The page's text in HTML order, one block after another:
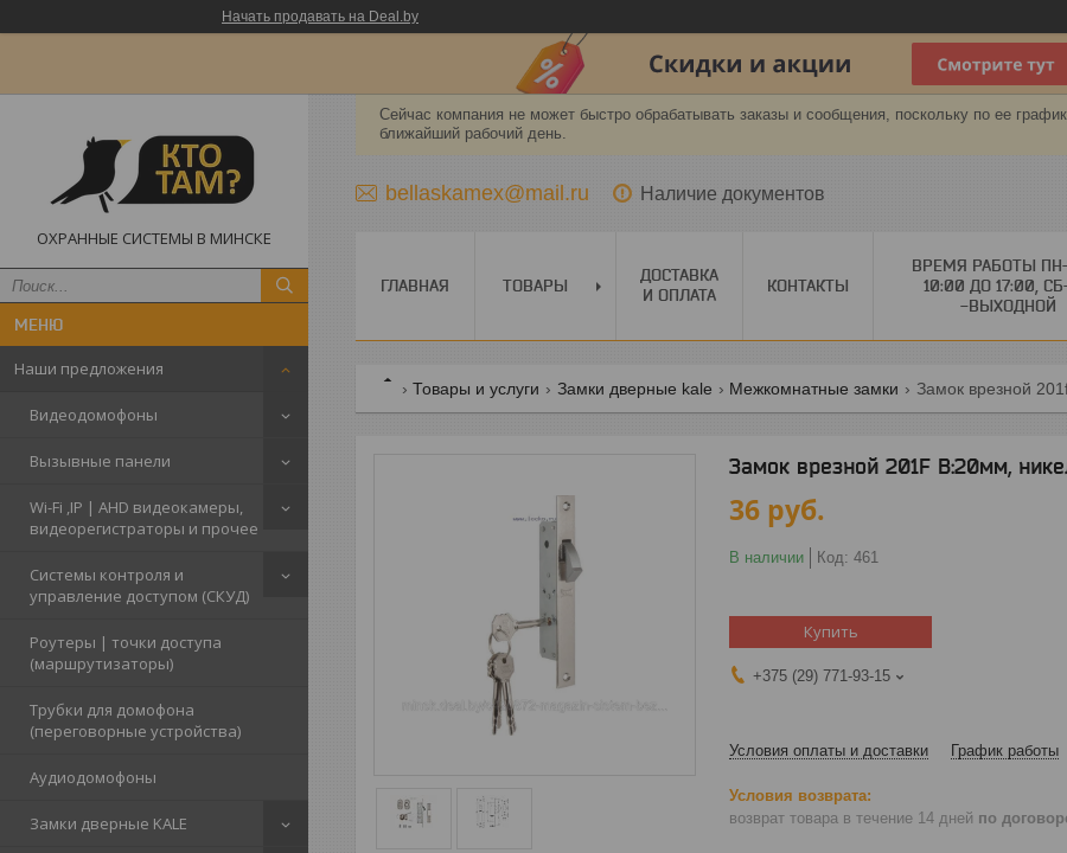
Начать продавать на Deal.by
ОХРАННЫЕ СИСТЕМЫ В МИНСКЕ
Наши предложения
Видеодомофоны
Вызывные панели
Wi-Fi ,IP | AHD видеокамеры,
видеорегистраторы и прочее
Системы контроля и
управление доступом (СКУД)
Роутеры | точки доступа
(маршрутизаторы)
Трубки для домофона
(переговорные устройства)
Аудиодомофоны
Замки дверные KALE
Сейчас компания не может быстро обрабатывать заказы и сообщения, поскольку по ее
ближайший рабочий день.
bellaskamex@mail.ru Наличие документов
ГЛАВНАЯ ТОВАРЫ
ДОСТАВКА
И ОПЛАТА
КОНТАКТЫ
ВРЕМЯ РАБОТЫ
10:00 ДО 17:00,
-ВЫХОДНОЙ
Товары и услуги Замки дверные kale Межкомнатные замки Замок врезной
Замок врезной 201F B:20мм,
36 руб.
В наличии Код: 461
Купить
+375 (29) 771-93-15
Условия оплаты и доставки График работы
возврат товара в течение 14 дней по